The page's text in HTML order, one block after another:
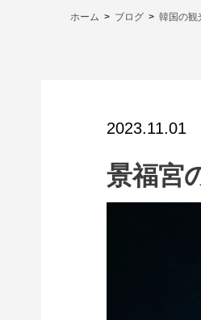
ホーム ブログ 韓国の観
2023.11.01
景福宮